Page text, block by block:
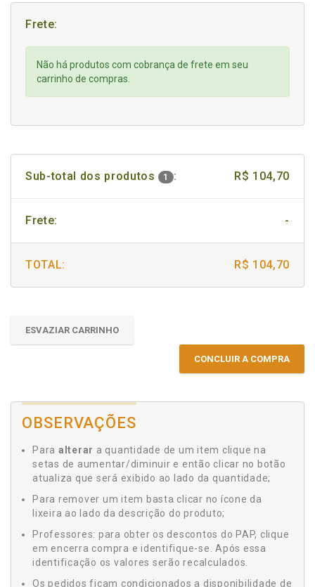
Frete:
Não há produtos com cobrança de frete em seu
carrinho de compras.
Sub-total dos produtos 1 : R$ 104,70
Frete: -
TOTAL: R$ 104,70
ESVAZIAR CARRINHO
CONCLUIR A COMPRA
OBSERVAÇÕES
Para alterar a quantidade de um item clique na
setas de aumentar/diminuir e então clicar no botão
atualiza que será exibido ao lado da quantidade;
Para remover um item basta clicar no ícone da
lixeira ao lado da descrição do produto;
Professores: para obter os descontos do PAP, clique
em encerra compra e identifique-se. Após essa
identificação os valores serão recalculados.
Os pedidos ficam condicionados a disponibilidade de